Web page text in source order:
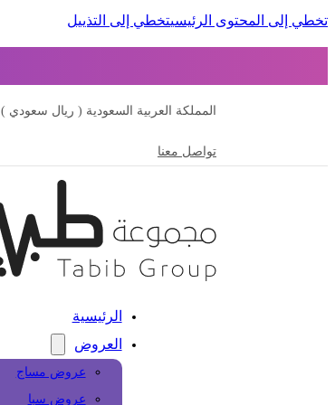
تخطي إلى المحتوى الرئيسيتخطي إلى التذييل
المملكة العربية السعودية ( ريال سعودي )
تواصل معنا
الرئيسية
العروض
عروض مساج
عروض سبا